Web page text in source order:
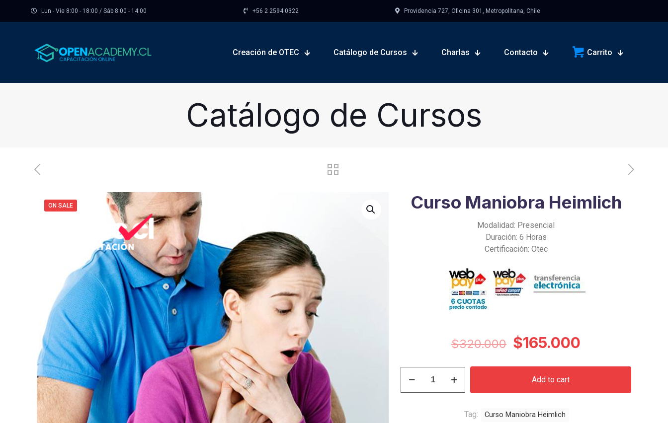
Lun - Vie 8:00 - 18:00 / Sáb 8:00 - 14:00 +56 2 2594 0322 Providencia 727, Oficina 301, Metropolitana, Chile
Creación de OTEC Catálogo de Cursos Charlas Contacto Carrito
Catálogo de Cursos
ON SALE Curso Maniobra Heimlich
Modalidad: Presencial
Duración: 6 Horas
Certificación: Otec
$320.000 Original
was:
$320.000.
$165.000
is:
Maniobra
Heimlich
Add to cart
Tag: Curso Maniobra Heimlich